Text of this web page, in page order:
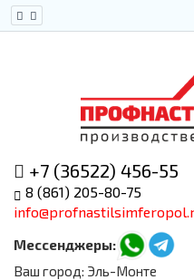
+7 (36522) 456-55
8 (861) 205-80-75
Мессенджеры:
Ваш город: Эль-Монте